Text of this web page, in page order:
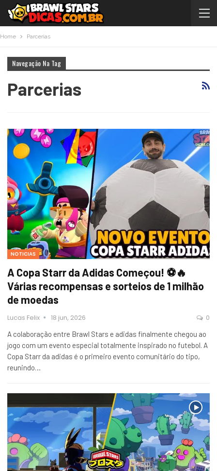
Home Parcerias
Navegação Na Tag
Parcerias
NOTICIAS
A Copa Starr da Adidas Começou! ⚽🔥
Várias recompensas e sorteios de 1 milhão
de moedas
Lucas Felix 18 jun, 2026 0
A colaboração entre Brawl Stars e adidas finalmente chegou ao
jogo com um evento especial totalmente inspirado no futebol. A
Copa Starr da adidas é o primeiro evento comunitário do tipo,
reunindo…